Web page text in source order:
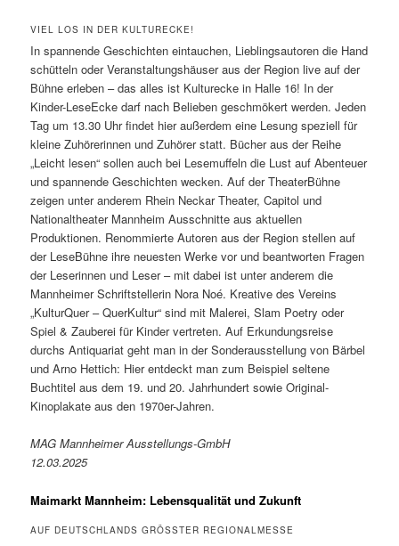
VIEL LOS IN DER KULTURECKE!
In spannende Geschichten eintauchen, Lieblingsautoren die Hand
schütteln oder Veranstaltungshäuser aus der Region live auf der
Bühne erleben – das alles ist Kulturecke in Halle 16! In der
Kinder-LeseEcke darf nach Belieben geschmökert werden. Jeden
Tag um 13.30 Uhr findet hier außerdem eine Lesung speziell für
kleine Zuhörerinnen und Zuhörer statt. Bücher aus der Reihe
„Leicht lesen“ sollen auch bei Lesemuffeln die Lust auf Abenteuer
und spannende Geschichten wecken. Auf der TheaterBühne
zeigen unter anderem Rhein Neckar Theater, Capitol und
Nationaltheater Mannheim Ausschnitte aus aktuellen
Produktionen. Renommierte Autoren aus der Region stellen auf
der LeseBühne ihre neuesten Werke vor und beantworten Fragen
der Leserinnen und Leser – mit dabei ist unter anderem die
Mannheimer Schriftstellerin Nora Noé. Kreative des Vereins
„KulturQuer – QuerKultur“ sind mit Malerei, Slam Poetry oder
Spiel & Zauberei für Kinder vertreten. Auf Erkundungsreise
durchs Antiquariat geht man in der Sonderausstellung von Bärbel
und Arno Hettich: Hier entdeckt man zum Beispiel seltene
Buchtitel aus dem 19. und 20. Jahrhundert sowie Original-
Kinoplakate aus den 1970er-Jahren.
MAG Mannheimer Ausstellungs-GmbH
12.03.2025
Maimarkt Mannheim: Lebensqualität und Zukunft
AUF DEUTSCHLANDS GRÖSSTER REGIONALMESSE P